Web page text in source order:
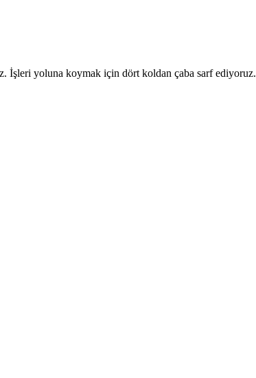
İşleri yoluna koymak için dört koldan çaba sarf ediyoruz.